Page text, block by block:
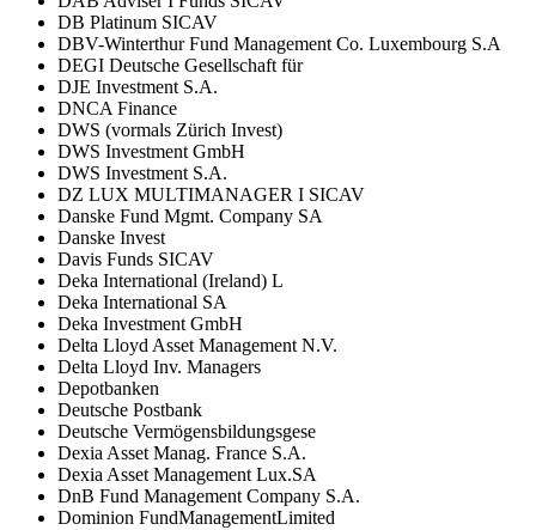
DB Platinum SICAV
DBV-Winterthur Fund Management Co. Luxembourg S.A
DEGI Deutsche Gesellschaft für
DJE Investment S.A.
DNCA Finance
DWS (vormals Zürich Invest)
DWS Investment GmbH
DWS Investment S.A.
DZ LUX MULTIMANAGER I SICAV
Danske Fund Mgmt. Company SA
Danske Invest
Davis Funds SICAV
Deka International (Ireland) L
Deka International SA
Deka Investment GmbH
Delta Lloyd Asset Management N.V.
Delta Lloyd Inv. Managers
Depotbanken
Deutsche Postbank
Deutsche Vermögensbildungsgese
Dexia Asset Manag. France S.A.
Dexia Asset Management Lux.SA
DnB Fund Management Company S.A.
Dominion FundManagementLimited